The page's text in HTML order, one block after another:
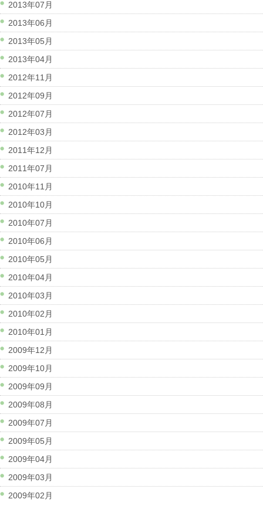
2013年07月
2013年06月
2013年05月
2013年04月
2012年11月
2012年09月
2012年07月
2012年03月
2011年12月
2011年07月
2010年11月
2010年10月
2010年07月
2010年06月
2010年05月
2010年04月
2010年03月
2010年02月
2010年01月
2009年12月
2009年10月
2009年09月
2009年08月
2009年07月
2009年05月
2009年04月
2009年03月
2009年02月